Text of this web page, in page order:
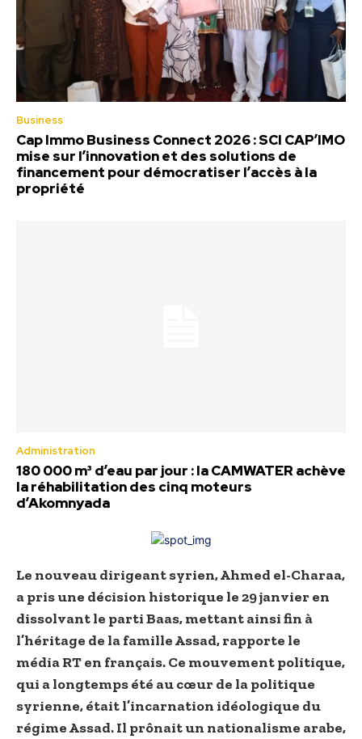
Business
Cap Immo Business Connect 2026 : SCI CAP’IMO
mise sur l’innovation et des solutions de
financement pour démocratiser l’accès à la
propriété
Administration
180 000 m³ d’eau par jour : la CAMWATER achève
la réhabilitation des cinq moteurs
d’Akomnyada
Le nouveau dirigeant syrien, Ahmed el-Charaa,
a pris une décision historique le 29 janvier en
dissolvant le parti Baas, mettant ainsi fin à
l’héritage de la famille Assad, rapporte le
média RT en français. Ce mouvement politique,
qui a longtemps été au cœur de la politique
syrienne, était l’incarnation idéologique du
régime Assad. Il prônait un nationalisme arabe,